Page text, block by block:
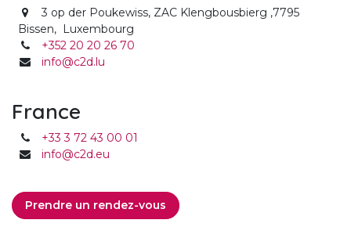
3 op der Poukewiss, ZAC Klengbousbierg ,7795
Bissen, Luxembourg
+352 20 20 26 70
info@c2d.lu
France
+33 3 72 43 00 01
info@c2d.eu
Prendre un rendez-vous